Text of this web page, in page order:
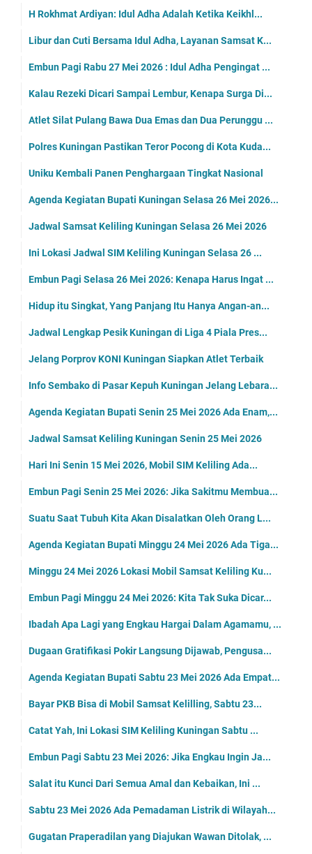
Ini Sosok Ketua Umum Dewan Kebudayaan Kuningan
Usai Potong 8 Ekor Hewan Korban, Uniku Tebar Dagin...
Agenda Kegiatan Bupati Kuningan Jumat 29 Mei 2026 ...
Jumat 19 Mei 2026 Layanan Mobil SIM Keliling Kunin...
Jadwal Mobil Samling Kuningan Jumat 29 Mei 2026
Embun Pagi Jumat 29 Mei 2026: Jika Engkau Tidak In...
Tidak Usaha Banyak Teori, Intinya Perbaiki Salatmu...
Agenda Kegiatan Bupati Kuningan Kamis 28 Mei 2026 ...
Embun Pagi Kamis 28 Mei 2026: Kucing Tidak Berakal...
Ironis, Bahkan Saat Salat pun Pikiran Kita Masih S...
Gema Takbir di Batas Wilayah: Idul Adha Penuh Berk...
Dua Bobotoh Asal Kuningan Alami Kecelakaan di Cia...
H Rokhmat Ardiyan: Idul Adha Adalah Ketika Keikhl...
Libur dan Cuti Bersama Idul Adha, Layanan Samsat K...
Embun Pagi Rabu 27 Mei 2026 : Idul Adha Pengingat ...
Kalau Rezeki Dicari Sampai Lembur, Kenapa Surga Di...
Atlet Silat Pulang Bawa Dua Emas dan Dua Perunggu ...
Polres Kuningan Pastikan Teror Pocong di Kota Kuda...
Uniku Kembali Panen Penghargaan Tingkat Nasional
Agenda Kegiatan Bupati Kuningan Selasa 26 Mei 2026...
Jadwal Samsat Keliling Kuningan Selasa 26 Mei 2026
Ini Lokasi Jadwal SIM Keliling Kuningan Selasa 26 ...
Embun Pagi Selasa 26 Mei 2026: Kenapa Harus Ingat ...
Hidup itu Singkat, Yang Panjang Itu Hanya Angan-an...
Jadwal Lengkap Pesik Kuningan di Liga 4 Piala Pres...
Jelang Porprov KONI Kuningan Siapkan Atlet Terbaik
Info Sembako di Pasar Kepuh Kuningan Jelang Lebara...
Agenda Kegiatan Bupati Senin 25 Mei 2026 Ada Enam,...
Jadwal Samsat Keliling Kuningan Senin 25 Mei 2026
Hari Ini Senin 15 Mei 2026, Mobil SIM Keliling Ada...
Embun Pagi Senin 25 Mei 2026: Jika Sakitmu Membua...
Suatu Saat Tubuh Kita Akan Disalatkan Oleh Orang L...